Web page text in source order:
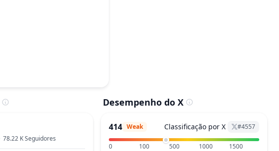
78.22 KSeguidores
Desempenho do X
414 Weak Classificação por X #4557
0 100 500 1000
1500